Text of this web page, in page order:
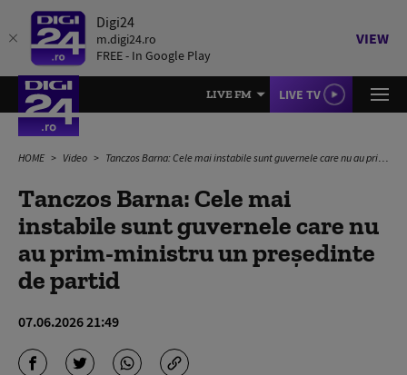
Digi24
m.digi24.ro
FREE - In Google Play
VIEW
LIVE FM LIVE TV
HOME Video Tanczos Barna: Cele mai instabile sunt guvernele care nu au prim-ministru un preşedinte de partid
Tanczos Barna: Cele mai
instabile sunt guvernele care nu
au prim-ministru un preşedinte
de partid
07.06.2026 21:49